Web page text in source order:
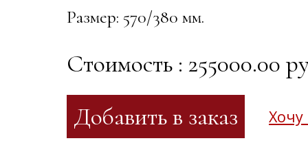
Размер: 570/380 мм.
Стоимость : 255000.00
Хочу